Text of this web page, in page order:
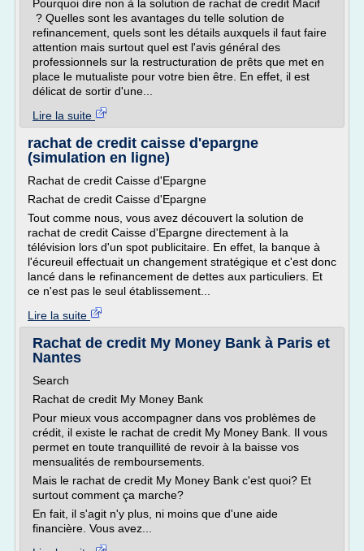
Pourquoi dire non à la solution de rachat de credit Macif
? Quelles sont les avantages du telle solution de
refinancement, quels sont les détails auxquels il faut faire
attention mais surtout quel est l'avis général des
professionnels sur la restructuration de prêts que met en
place le mutualiste pour votre bien être. En effet, il est
délicat de sortir d'une...
Lire la suite
rachat de credit caisse d'epargne
(simulation en ligne)
Rachat de credit Caisse d'Epargne
Rachat de credit Caisse d'Epargne
Tout comme nous, vous avez découvert la solution de
rachat de credit Caisse d'Epargne directement à la
télévision lors d'un spot publicitaire. En effet, la banque à
l'écureuil effectuait un changement stratégique et c'est donc
lancé dans le refinancement de dettes aux particuliers. Et
ce n'est pas le seul établissement...
Lire la suite
Rachat de credit My Money Bank à Paris et
Nantes
Search
Rachat de credit My Money Bank
Pour mieux vous accompagner dans vos problèmes de
crédit, il existe le rachat de credit My Money Bank. Il vous
permet en toute tranquillité de revoir à la baisse vos
mensualités de remboursements.
Mais le rachat de credit My Money Bank c'est quoi? Et
surtout comment ça marche?
En fait, il s'agit n'y plus, ni moins que d'une aide
financière. Vous avez...